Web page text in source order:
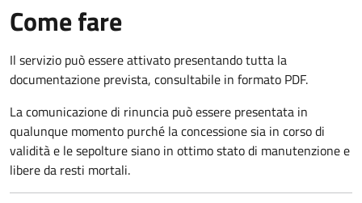
Come fare
Il servizio può essere attivato presentando tutta la
documentazione prevista, consultabile in formato PDF.
La comunicazione di rinuncia può essere presentata in
qualunque momento purché la concessione sia in corso di
validità e le sepolture siano in ottimo stato di manutenzione e
libere da resti mortali.